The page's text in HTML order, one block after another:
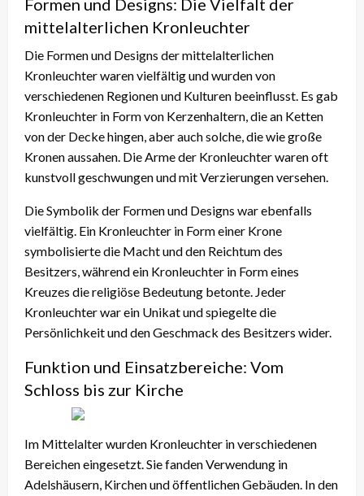
Formen und Designs: Die Vielfalt der
mittelalterlichen Kronleuchter
Die Formen und Designs der mittelalterlichen
Kronleuchter waren vielfältig und wurden von
verschiedenen Regionen und Kulturen beeinflusst. Es gab
Kronleuchter in Form von Kerzenhaltern, die an Ketten
von der Decke hingen, aber auch solche, die wie große
Kronen aussahen. Die Arme der Kronleuchter waren oft
kunstvoll geschwungen und mit Verzierungen versehen.
Die Symbolik der Formen und Designs war ebenfalls
vielfältig. Ein Kronleuchter in Form einer Krone
symbolisierte die Macht und den Reichtum des
Besitzers, während ein Kronleuchter in Form eines
Kreuzes die religiöse Bedeutung betonte. Jeder
Kronleuchter war ein Unikat und spiegelte die
Persönlichkeit und den Geschmack des Besitzers wider.
Funktion und Einsatzbereiche: Vom
Schloss bis zur Kirche
Im Mittelalter wurden Kronleuchter in verschiedenen
Bereichen eingesetzt. Sie fanden Verwendung in
Adelshäusern, Kirchen und öffentlichen Gebäuden. In den